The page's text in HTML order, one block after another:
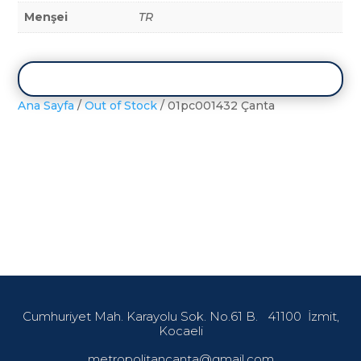
Menşei TR
Ana Sayfa /Out of Stock / 01pc001432 Çanta
Cumhuriyet Mah. Karayolu Sok. No.61 B. 41100 İzmit,
Kocaeli